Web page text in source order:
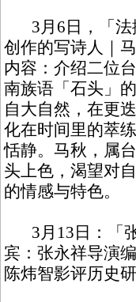
3月6日，「法
创作的写诗人｜
内容：介绍二位
南族语「石头」
自大自然，在更
化在时间里的萃
恬静。马秋，属
头上色，渴望对
的情感与特色。
3月13日：「张
宾：张永祥导演
陈炜智影评历史